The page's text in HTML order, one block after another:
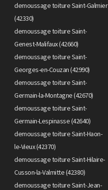
demoussage toiture Saint-Galmier
(42330)
demoussage toiture Saint-
Genest-Malifaux (42660)
demoussage toiture Saint-
Georges-en-Couzan (42990)
demoussage toiture Saint-
Germain-la-Montagne (42670)
demoussage toiture Saint-
Germain-Lespinasse (42640)
demoussage toiture Saint-Haon-
le-Vieux (42370)
demoussage toiture Saint-Hilaire-
Cusson-la-Valmitte (42380)
demoussage toiture Saint-Jean-